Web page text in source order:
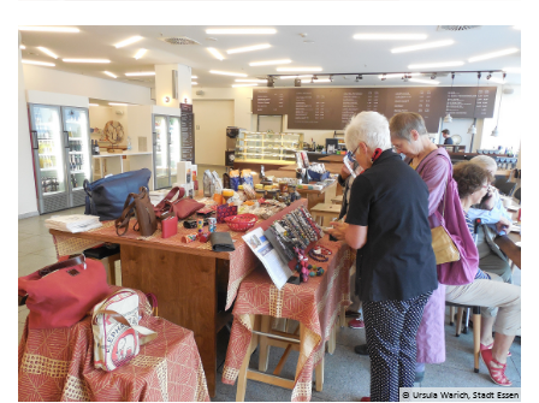
© Ursula Warich, Stadt Essen